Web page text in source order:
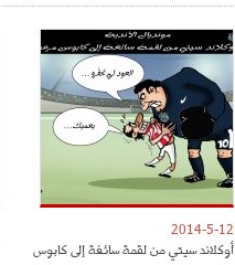
2014-5-12
أوكلاند سيتي من لقمة سائغة إلى كابوس